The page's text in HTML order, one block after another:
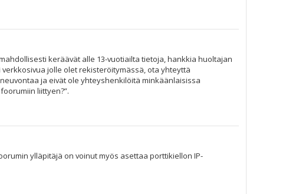
keräävät alle 13-vuotiailta tietoja, hankkia huoltajan
jolle olet rekisteröitymässä, ota yhteyttä
ja eivät ole yhteyshenkilöitä minkäänlaisissa
liittyen?”.
ylläpitäjä on voinut myös asettaa porttikiellon IP-